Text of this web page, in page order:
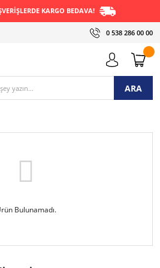
KARGO BEDAVA!
0 538 286 00 00
ARA
Bulunamadı.